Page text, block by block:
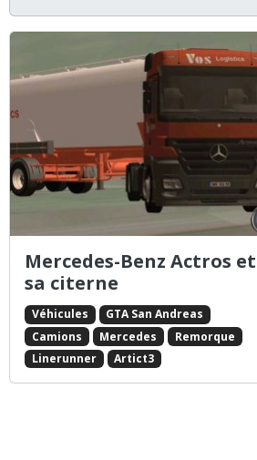
Mercedes-Benz Actros et
sa citerne
Véhicules
GTA San Andreas
Camions
Mercedes
Remorque
Linerunner
Artict3